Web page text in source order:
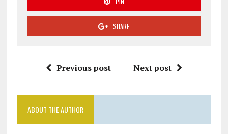
SHARE
Previous post Next post
ABOUT THE AUTHOR